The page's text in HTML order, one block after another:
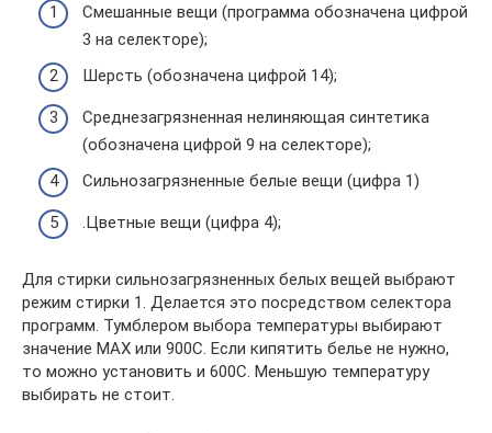
Смешанные вещи (программа обозначена цифрой
3 на селекторе);
Шерсть (обозначена цифрой 14);
Среднезагрязненная нелиняющая синтетика
(обозначена цифрой 9 на селекторе);
Сильнозагрязненные белые вещи (цифра 1)
.Цветные вещи (цифра 4);
Для стирки сильнозагрязненных белых вещей выбрают
режим стирки 1. Делается это посредством селектора
программ. Тумблером выбора температуры выбирают
значение MAX или 900С. Если кипятить белье не нужно,
то можно установить и 600С. Меньшую температуру
выбирать не стоит.